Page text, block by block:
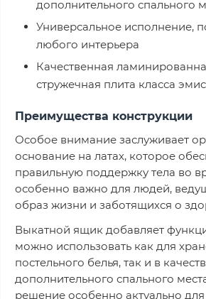
дополнительного спального
Универсальное исполнение,
любого интерьера
Качественная
стружечная плита класса
Преимущества конструкции
Особое внимание заслуживает
основание на латах, которое
правильную поддержку тела во
особенно важно для людей,
образ жизни и заботящихся о
Выкатной ящик добавляет
можно использовать как для
постельного белья, так и в
дополнительного спального
решение особенно актуально